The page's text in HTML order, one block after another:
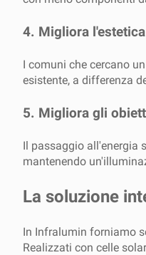
4. Migliora
I comuni che cercano
esistente, a differenza
5. Migliora gli
Il passaggio all'energia
mantenendo
La soluzione
In Infralumin forniamo
Realizzati con celle